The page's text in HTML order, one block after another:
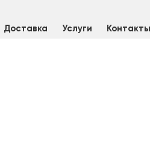
Доставка Услуги Контакты